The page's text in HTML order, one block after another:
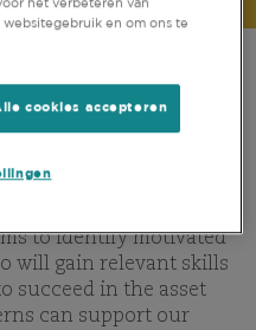
OFFERS
to identify motivated
will gain relevant skills
succeed in the asset
can support our
het verbeteren van
en om ons te
cookies accepteren